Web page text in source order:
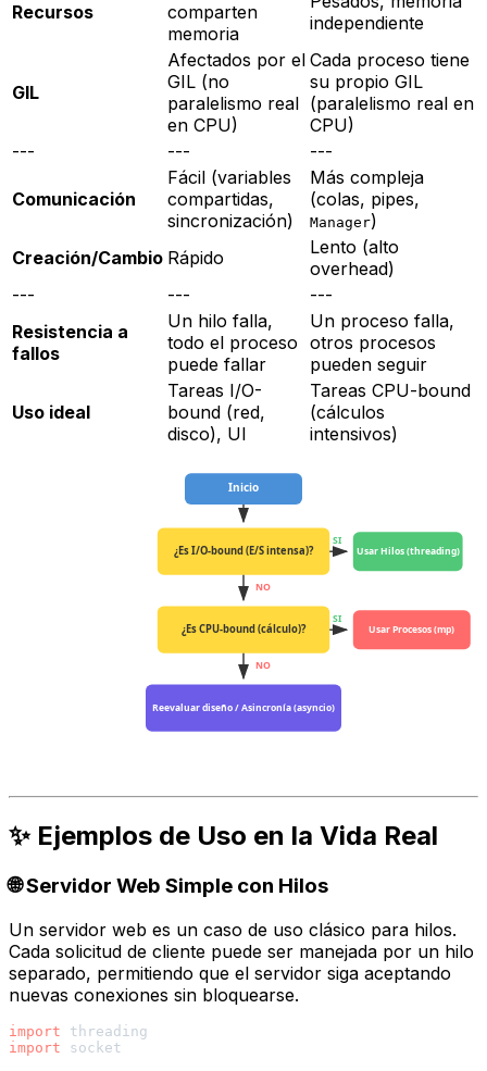
Recursos
comparten
memoria
independiente
GIL
Afectados por el
GIL (no
paralelismo real
en CPU)
Cada proceso tiene
su propio GIL
(paralelismo real en
CPU)
---
--- ---
Comunicación
Fácil (variables
compartidas,
sincronización)
Más compleja
(colas, pipes,
Manager)
Creación/Cambio Rápido
Lento (alto
overhead)
---
---
---
Resistencia a
fallos
Un hilo falla,
todo el proceso
puede fallar
Un proceso falla,
otros procesos
pueden seguir
Uso ideal
Tareas I/O-
bound (red,
disco), UI
Tareas CPU-bound
(cálculos
intensivos)
Inicio
¿Es I/O-bound (E/S intensa)?
SI
Usar Hilos (threading)
NO
¿Es CPU-bound (cálculo)?
SI
Usar Procesos (mp)
NO
Reevaluar diseño / Asincronía (asyncio)
✨ Ejemplos de Uso en la Vida Real
🌐 Servidor Web Simple con Hilos
Un servidor web es un caso de uso clásico para hilos.
Cada solicitud de cliente puede ser manejada por un hilo
separado, permitiendo que el servidor siga aceptando
nuevas conexiones sin bloquearse.
import
import socket